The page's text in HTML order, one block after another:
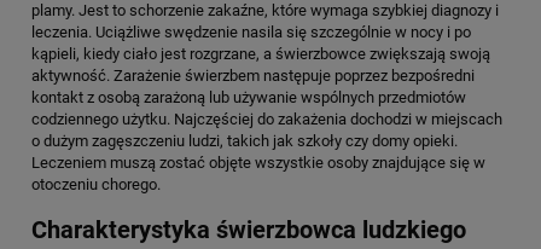
plamy. Jest to schorzenie zakaźne, które wymaga szybkiej diagnozy i
leczenia. Uciążliwe swędzenie nasila się szczególnie w nocy i po
kąpieli, kiedy ciało jest rozgrzane, a świerzbowce zwiększają swoją
aktywność. Zarażenie świerzbem następuje poprzez bezpośredni
kontakt z osobą zarażoną lub używanie wspólnych przedmiotów
codziennego użytku. Najczęściej do zakażenia dochodzi w miejscach
o dużym zagęszczeniu ludzi, takich jak szkoły czy domy opieki.
Leczeniem muszą zostać objęte wszystkie osoby znajdujące się w
otoczeniu chorego.
Charakterystyka świerzbowca ludzkiego